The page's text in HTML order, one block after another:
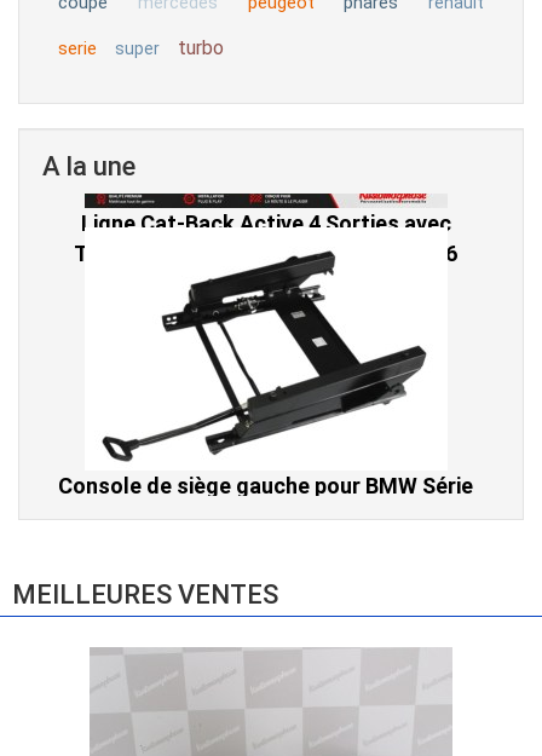
serie super turbo
A la une
Console de siège gauche pour BMW Série
3 E46 (hors Cabriolet et CSL) et BMW X3
E83 (2004-2010)
MEILLEURES VENTES